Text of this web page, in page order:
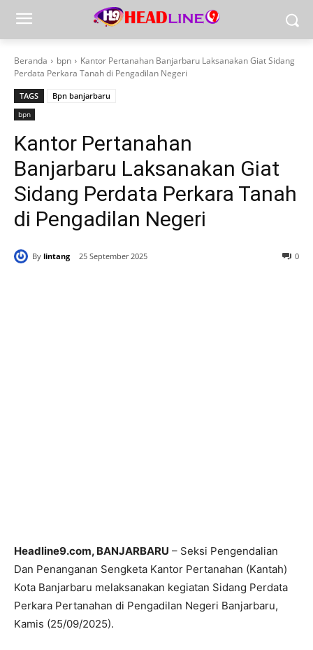
Beranda bpn
Kantor Pertanahan Banjarbaru Laksanakan Giat Sidang
Perdata Perkara Tanah di Pengadilan Negeri
TAGS Bpn banjarbaru
bpn
Kantor Pertanahan
Banjarbaru Laksanakan Giat
Sidang Perdata Perkara Tanah
di Pengadilan Negeri
By lintang 25 September 2025 0
Headline9.com, BANJARBARU – Seksi Pengendalian
Dan Penanganan Sengketa Kantor Pertanahan (Kantah)
Kota Banjarbaru melaksanakan kegiatan Sidang Perdata
Perkara Pertanahan di Pengadilan Negeri Banjarbaru,
Kamis (25/09/2025).